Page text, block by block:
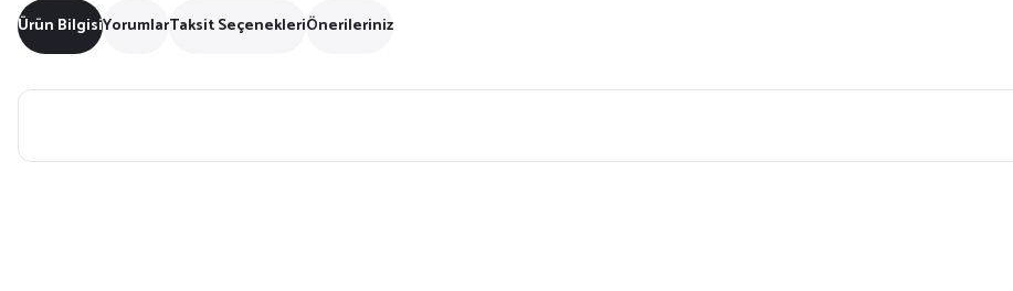
Ürün BilgisiYorumlarTaksit SeçenekleriÖnerileriniz